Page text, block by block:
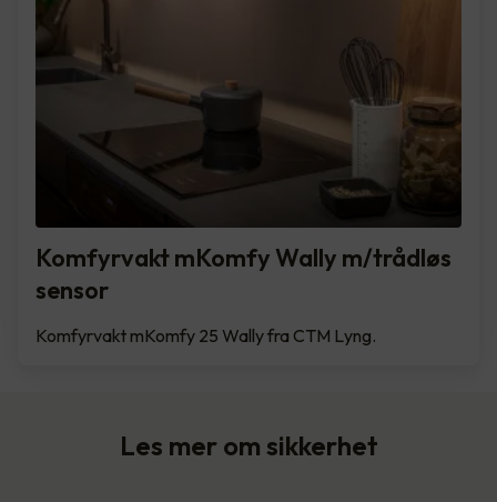
Komfyrvakt mKomfy Wally m/trådløs
sensor
Komfyrvakt mKomfy 25 Wally fra CTM Lyng.
Les mer om sikkerhet